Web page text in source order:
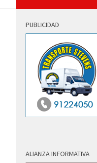
PUBLICIDAD
ALIANZA INFORMATIVA